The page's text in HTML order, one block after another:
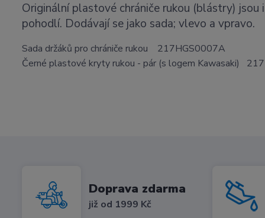
Originální plastové chrániče rukou (blástry)
pohodlí. Dodávají se jako sada; vlevo a vpravo.
Sada držáků pro chrániče rukou 217HGS0007A
Černé plastové kryty rukou - pár (s logem Kawasaki)
Doprava zdarma
již od 1999 Kč